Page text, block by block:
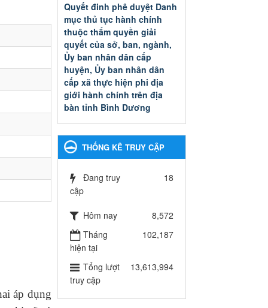
áp dụng
Quyết đinh phê duyệt Danh
mục thủ tục hành chính
thuộc thẩm quyền giải
quyết của sở, ban, ngành,
Ủy ban nhân dân cấp
huyện, Ủy ban nhân dân
cấp xã thực hiện phi địa
giới hành chính trên địa
bàn tỉnh Bình Dương
thẩm quyền giải quyết của sở,
ban, ngành, Ủy ban nhân dân
cấp xã thực hiện phi địa giới
hành chính trên địa bàn tỉnh
Bình Dương
Ngày ban hành: 13/03/2025
Kế hoạch Phổ biến, giáo
dục pháp luật năm 2025 của
ngành Giáo dục và Đào tạo
thành phố Bến Cát
pháp luật năm 2025 của
THỐNG KÊ TRUY CẬP
Đang truy
cập
18
Hôm nay
8,572
Tháng
hiện tại
102,187
Tổng lượt
truy cập
13,613,994